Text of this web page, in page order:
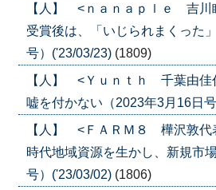
【人】 <ｎａｎａｐｌｅ 吉川
受賞後は、「いじられまくった
号）('23/03/23) (1809)
【人】 <Ｙｕｎｔｈ 千葉由佳
嘘を付かない（2023年3月16日
【人】 <ＦＡＲＭ８ 樺沢敦代
時代地域資源を生かし、新規市
号）('23/03/02) (1806)